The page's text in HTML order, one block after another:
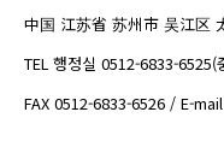
中国 江苏省 苏州市 吴江区
TEL 행정실 0512-6833-
FAX 0512-6833-6526 / E-